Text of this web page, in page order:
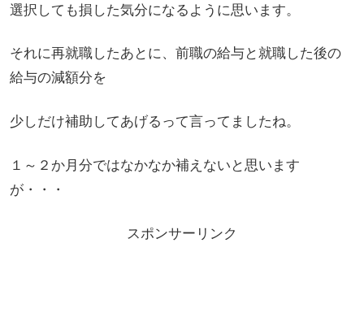
選択しても損した気分になるように思います。
それに再就職したあとに、前職の給与と就職した後の
給与の減額分を
少しだけ補助してあげるって言ってましたね。
１～２か月分ではなかなか補えないと思います
が・・・
スポンサーリンク